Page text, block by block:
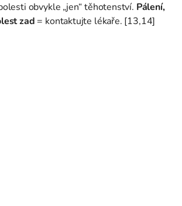
obvykle „jen“ těhotenství. Pálení,
zad = kontaktujte lékaře. [13,14]